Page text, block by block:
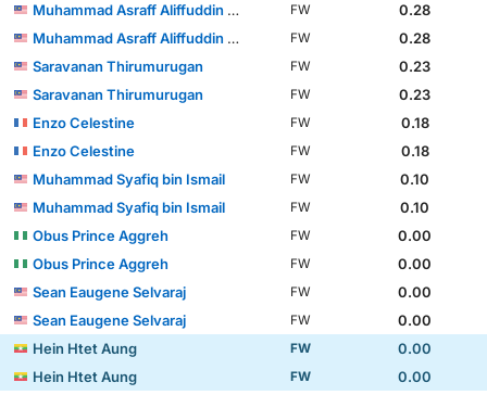
Muhammad Asraff Aliffuddin bin Yasin
FW
0.28
Muhammad Asraff Aliffuddin bin Yasin
FW
0.28
Saravanan Thirumurugan
FW
0.23
Saravanan Thirumurugan
FW
0.23
Enzo Celestine
FW
0.18
Enzo Celestine
FW
0.18
Muhammad Syafiq bin Ismail
FW
0.10
Muhammad Syafiq bin Ismail
FW
0.10
Obus Prince Aggreh
FW
0.00
Obus Prince Aggreh
FW
0.00
Sean Eaugene Selvaraj
FW
0.00
Sean Eaugene Selvaraj
FW
0.00
Hein Htet Aung
FW
0.00
Hein Htet Aung
FW
0.00